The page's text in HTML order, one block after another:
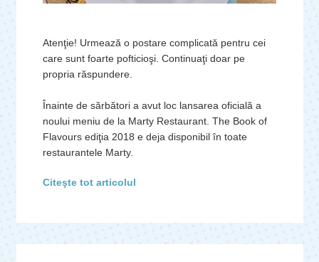
Atenţie! Urmează o postare complicată pentru cei
care sunt foarte pofticioşi. Continuaţi doar pe
propria răspundere.
Înainte de sărbători a avut loc lansarea oficială a
noului meniu de la Marty Restaurant. The Book of
Flavours ediţia 2018 e deja disponibil în toate
restaurantele Marty.
Citeşte tot articolul